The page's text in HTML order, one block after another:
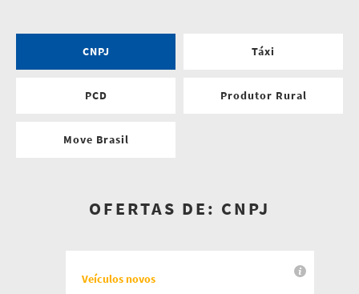
CNPJ Táxi
PCD Produtor Rural
Move Brasil
OFERTAS DE: CNPJ
Veículos novos